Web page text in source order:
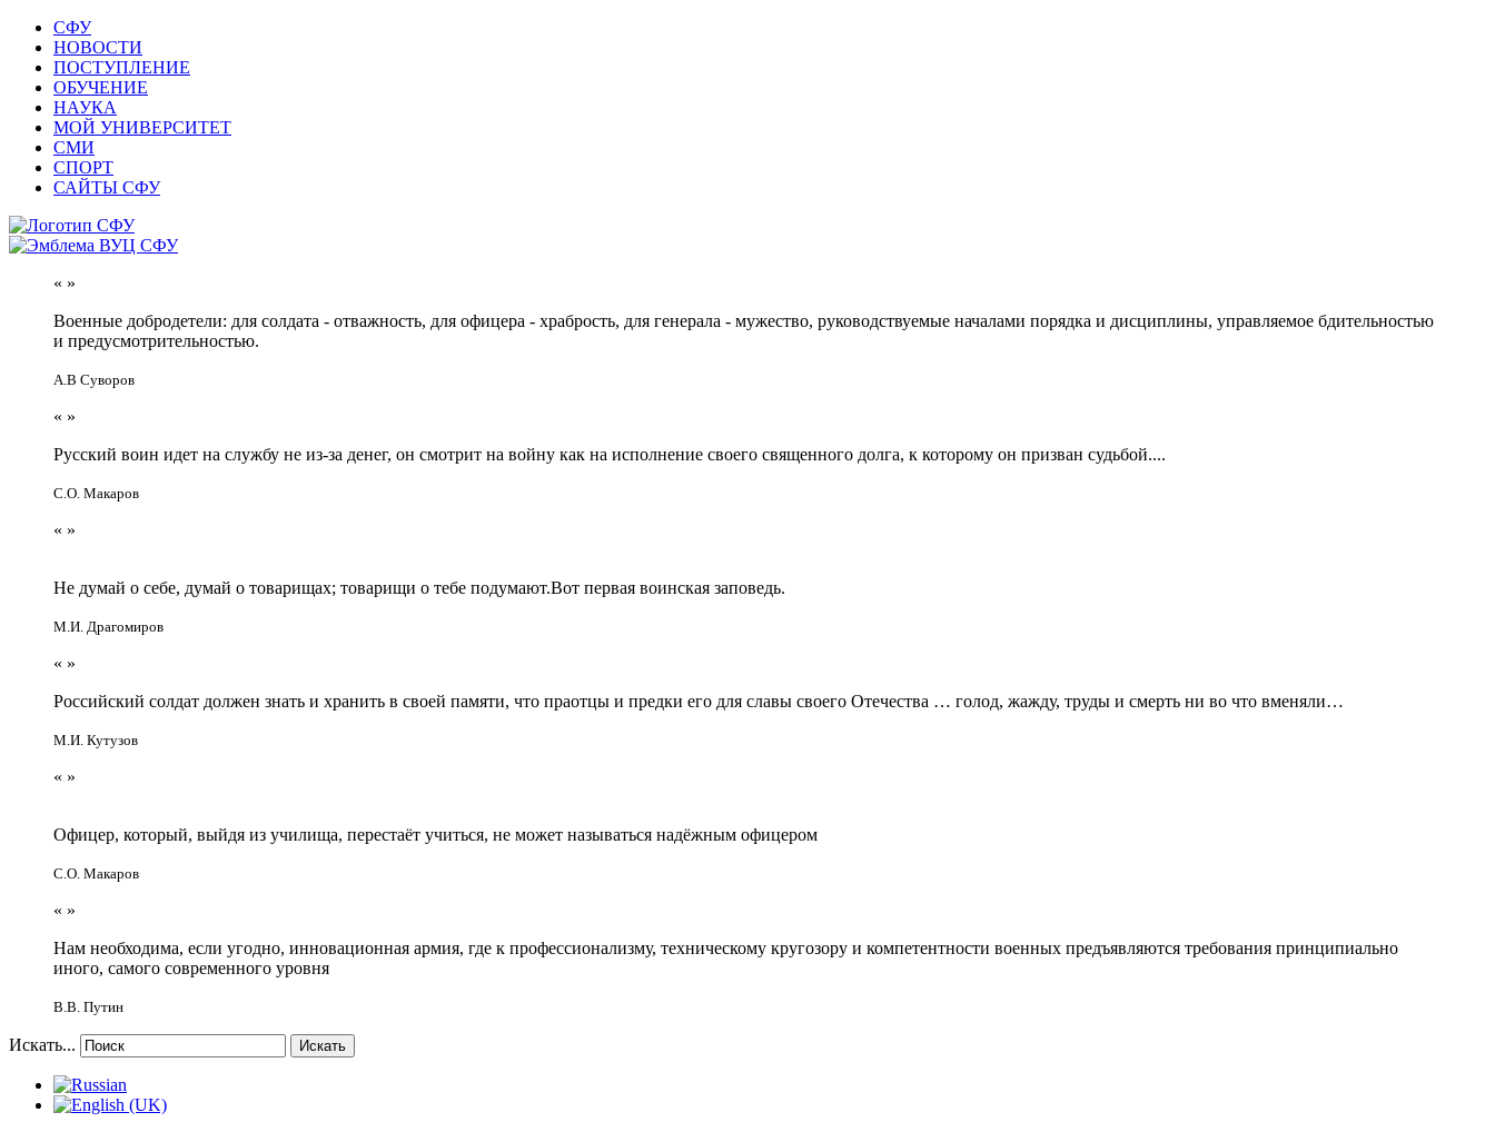
СФУ
НОВОСТИ
ПОСТУПЛЕНИЕ
ОБУЧЕНИЕ
НАУКА
МОЙ УНИВЕРСИТЕТ
СМИ
СПОРТ
САЙТЫ СФУ
« »
Военные добродетели: для солдата - отважность, для офицера - храбрость, для генерала - мужество, руководствуемые началами порядка и дисциплины, управляемое бдительностью
и предусмотрительностью.
А.В Суворов
« »
Русский воин идет на службу не из-за денег, он смотрит на войну как на исполнение своего священного долга, к которому он призван судьбой....
С.О. Макаров
« »
Не думай о себе, думай о товарищах; товарищи о тебе подумают.Вот первая воинская заповедь.
М.И. Драгомиров
« »
Российский солдат должен знать и хранить в своей памяти, что праотцы и предки его для славы своего Отечества … голод, жажду, труды и смерть ни во что вменяли…
М.И. Кутузов
« »
Офицер, который, выйдя из училища, перестаёт учиться, не может называться надёжным офицером
С.О. Макаров
« »
Нам необходима, если угодно, инновационная армия, где к профессионализму, техническому кругозору и компетентности военных предъявляются требования принципиально
иного, самого современного уровня
В.В. Путин
Искать... Искать